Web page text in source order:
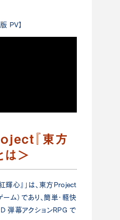
PV】
『東⽅
は＞
輝⼼』」は、東⽅Project
ム）であり、簡単・軽快
弾幕アクションRPG で